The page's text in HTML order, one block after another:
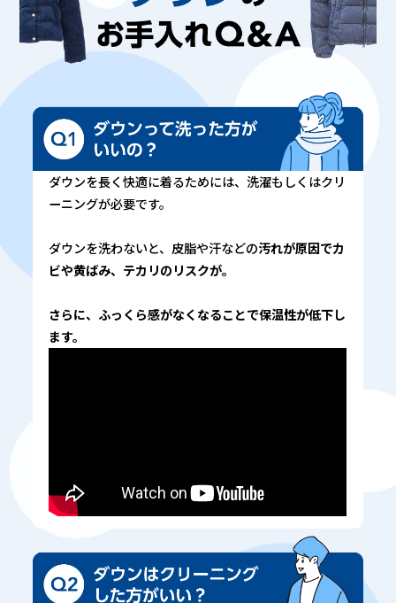
ダウンを長く快適に着るためには、洗濯もしくはクリ
ーニングが必要です。
ダウンを洗わないと、皮脂や汗などの汚れが原因でカ
ビや黄ばみ、テカリのリスクが。
さらに、ふっくら感がなくなることで保温性が低下し
ます。